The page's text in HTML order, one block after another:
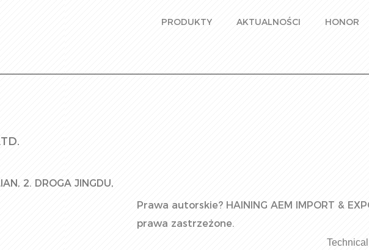
HONOR
AKTUALNOŚCI
PRODUKTY
2. DROGA JINGDU,
Prawa autorskie? HAINING AEM IMPORT &
prawa zastrzeżone.